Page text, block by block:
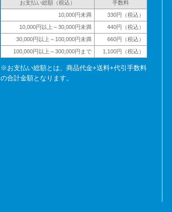
お支払い総額（税込）
手数料
10,000円未満
330円（税込）
10,000円以上～30,000円未満
440円（税込）
30,000円以上～100,000円未満
660円（税込）
100,000円以上～300,000円まで
1,100円（税込）
※お支払い総額とは、商品代金+送料+代引手数料
の合計金額となります。